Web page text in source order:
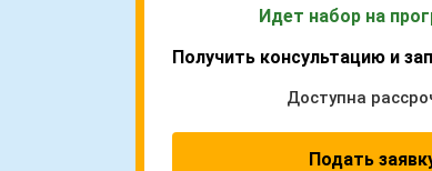
Идет набор на
Получить консультацию и
Доступна
Подать